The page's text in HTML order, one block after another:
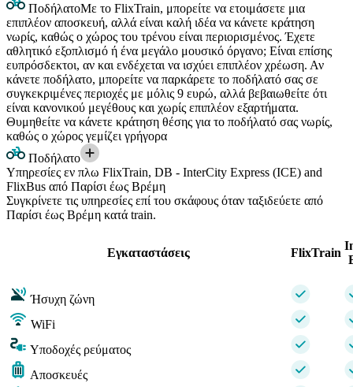
ΠοδήλατοΜε το FlixTrain, μπορείτε να ετοιμάσετε μια
επιπλέον αποσκευή, αλλά είναι καλή ιδέα να κάνετε κράτηση
νωρίς, καθώς ο χώρος του τρένου είναι περιορισμένος. Έχετε
αθλητικό εξοπλισμό ή ένα μεγάλο μουσικό όργανο; Είναι επίσης
ευπρόσδεκτοι, αν και ενδέχεται να ισχύει επιπλέον χρέωση. Αν
κάνετε ποδήλατο, μπορείτε να παρκάρετε το ποδήλατό σας σε
συγκεκριμένες περιοχές με μόλις 9 ευρώ, αλλά βεβαιωθείτε ότι
είναι κανονικού μεγέθους και χωρίς επιπλέον εξαρτήματα.
Θυμηθείτε να κάνετε κράτηση θέσης για το ποδήλατό σας νωρίς,
καθώς ο χώρος γεμίζει γρήγορα
Ποδήλατο
Υπηρεσίες εν πλω FlixTrain, DB - InterCity Express (ICE) and
FlixBus από Παρίσι έως Βρέμη
Συγκρίνετε τις υπηρεσίες επί του σκάφους όταν ταξιδεύετε από
Παρίσι έως Βρέμη κατά train.
Εγκαταστάσεις FlixTrain
Ήσυχη ζώνη
WiFi
Υποδοχές ρεύματος
Αποσκευές